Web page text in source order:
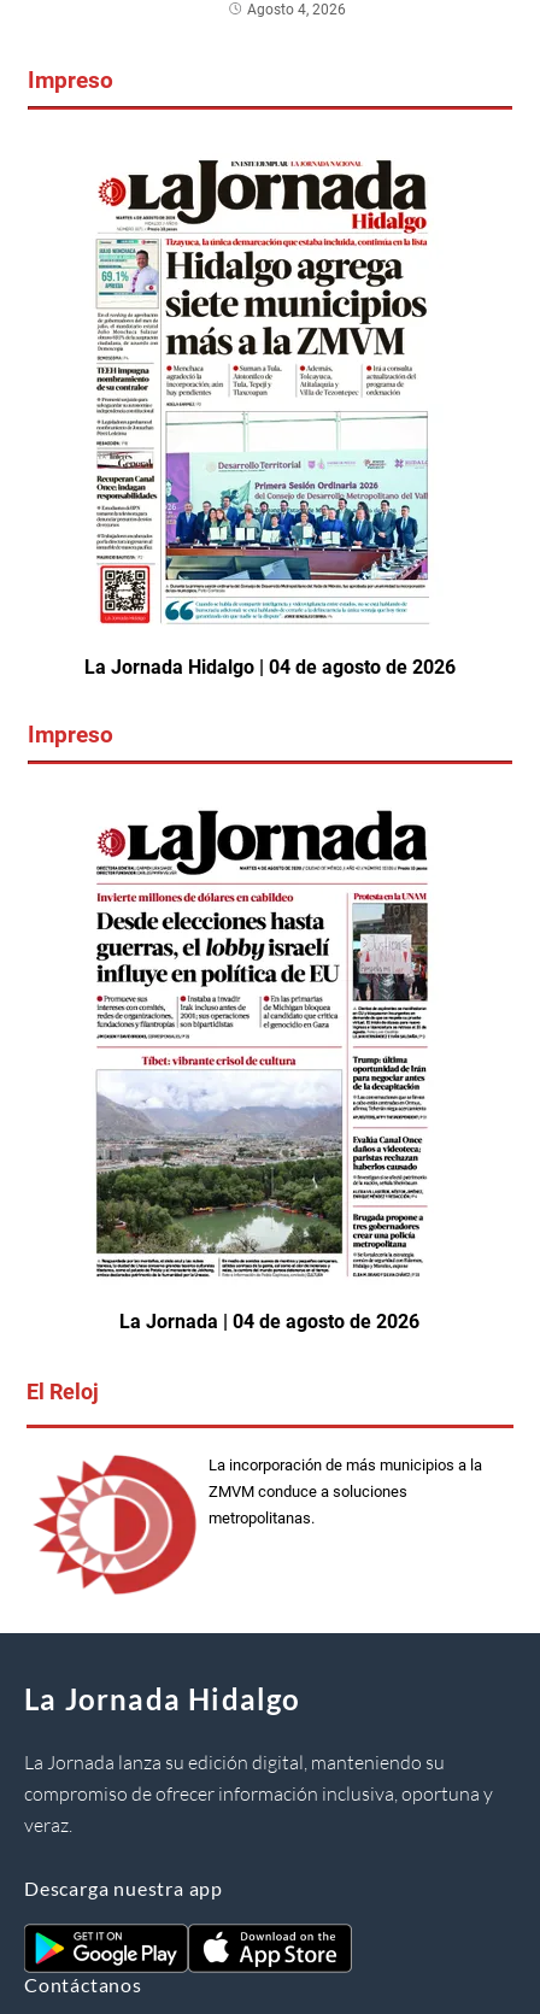
Agosto 4, 2026
Impreso
La Jornada Hidalgo | 04 de agosto de 2026
Impreso
La Jornada | 04 de agosto de 2026
El Reloj
La incorporación de más municipios a la
ZMVM conduce a soluciones
metropolitanas.
La Jornada Hidalgo
La Jornada lanza su edición digital, manteniendo su
compromiso de ofrecer información inclusiva, oportuna y
veraz.
Descarga nuestra app
Contáctanos